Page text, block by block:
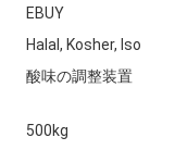
EBUY
Halal, Kosher, Iso
酸味の調整装置
500kg